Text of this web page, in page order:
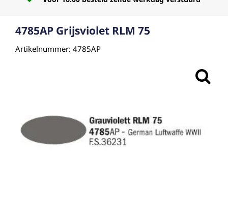
4785AP Grijsviolet RLM 75
Artikelnummer: 4785AP